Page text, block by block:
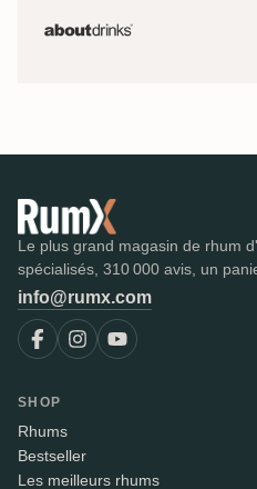
Le plus grand magasin de rhum
spécialisés, 310 000 avis, un
info@rumx.com
SHOP
Rhums
Bestseller
Les meilleurs rhums